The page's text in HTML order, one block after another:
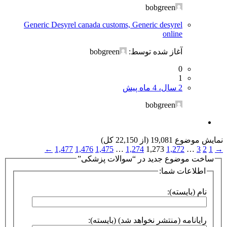
bobgreen
Generic Desyrel canada customs, Generic desyrel
online
آغاز شده توسط:
bobgreen
0
1
2 سال، 4 ماه پیش
bobgreen
نمایش موضوع 19,081 (از 22,150 کل)
→
1
2
3
…
1,272
1,273
1,274
…
1,475
1,476
1,477
←
ساخت موضوع جدید در “سوالات پزشکی”
اطلاعات شما:
نام (بایسته):
رایانامه (منتشر نخواهد شد) (بایسته):